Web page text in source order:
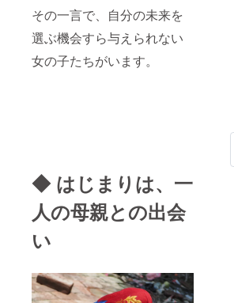
その一言で、自分の未来を
選ぶ機会すら与えられない
女の子たちがいます。
◆ はじまりは、一
人の母親との出会
い